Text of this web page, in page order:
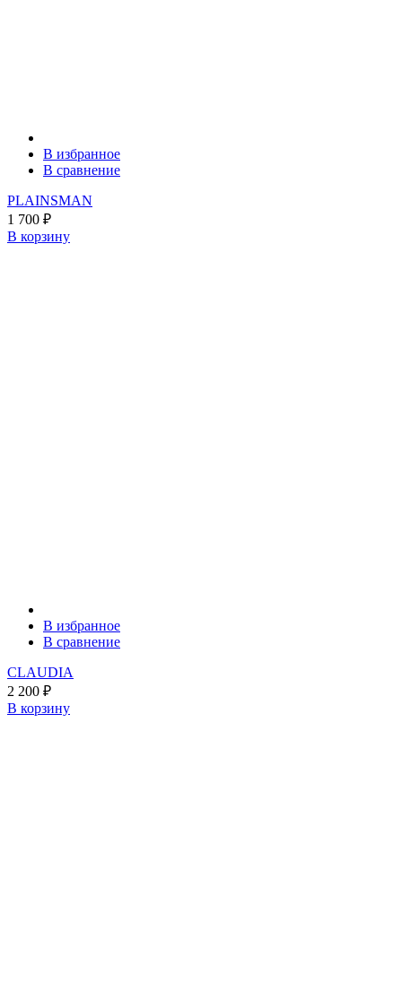
В избранное
В сравнение
PLAINSMAN
1 700 ₽
В корзину
В избранное
В сравнение
CLAUDIA
2 200 ₽
В корзину